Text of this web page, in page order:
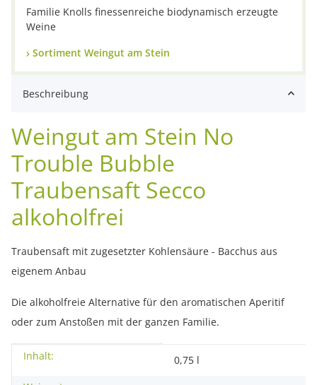
Familie Knolls finessenreiche biodynamisch erzeugte
Weine
Sortiment Weingut am Stein
Beschreibung
Weingut am Stein No
Trouble Bubble
Traubensaft Secco
alkoholfrei
Traubensaft mit zugesetzter Kohlensäure - Bacchus aus
eigenem Anbau
Die alkoholfreie Alternative für den aromatischen Aperitif
oder zum Anstoßen mit der ganzen Familie.
Produkteigenschaft
Wert
Inhalt:
0,75 l